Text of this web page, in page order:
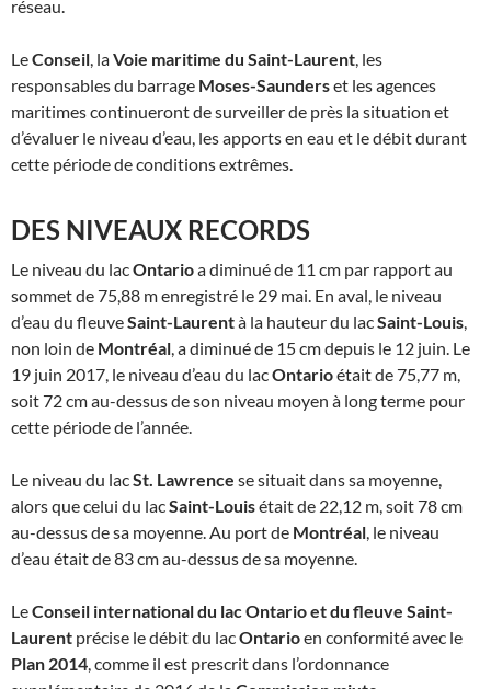
réseau.
LeConseil, laVoie maritime du Saint-Laurent, les
responsables du barrage Moses-Saunderset les agences
maritimes continueront de surveiller de près la situation et
d’évaluer le niveau d’eau, les apports en eau et le débit durant
cette période de conditions extrêmes.
DES NIVEAUX RECORDS
Le niveau du lacOntarioa diminué de 11 cm par rapport au
sommet de 75,88 m enregistré le 29 mai. En aval, le niveau
d’eau du fleuveSaint-Laurentà la hauteur du lacSaint-Louis,
non loin de Montréal, a diminué de 15 cm depuis le 12 juin. Le
19 juin 2017, le niveau d’eau du lacOntarioétait de 75,77 m,
soit 72 cm au-dessus de son niveau moyen à long terme pour
cette période de l’année.
Le niveau du lacSt. Lawrence se situait dans sa moyenne,
alors que celui du lacSaint-Louisétait de 22,12 m, soit 78 cm
au-dessus de sa moyenne. Au port de Montréal, le niveau
d’eau était de 83 cm au-dessus de sa moyenne.
LeConseil international du lac Ontario et du fleuve Saint-
Laurent précise le débit du lacOntarioen conformité avec le
Plan 2014, comme il est prescrit dans l’ordonnance